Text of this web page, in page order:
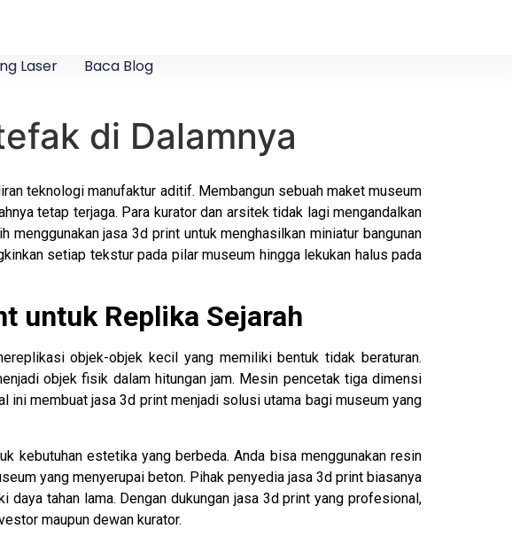
Laser Baca Blog
di Dalamnya
teknologi manufaktur aditif. Membangun sebuah maket museum
tetap terjaga. Para kurator dan arsitek tidak lagi mengandalkan
jasa 3d print untuk menghasilkan miniatur bangunan
setiap tekstur pada pilar museum hingga lekukan halus pada
untuk Replika Sejarah
objek-objek kecil yang memiliki bentuk tidak beraturan.
objek fisik dalam hitungan jam. Mesin pencetak tiga dimensi
ini membuat jasa 3d print menjadi solusi utama bagi museum yang
kebutuhan estetika yang berbeda. Anda bisa menggunakan resin
yang menyerupai beton. Pihak penyedia jasa 3d print biasanya
tahan lama. Dengan dukungan jasa 3d print yang profesional,
maupun dewan kurator.